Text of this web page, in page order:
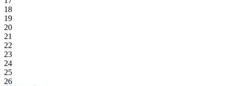
18
19
20
21
22
23
24
25
26